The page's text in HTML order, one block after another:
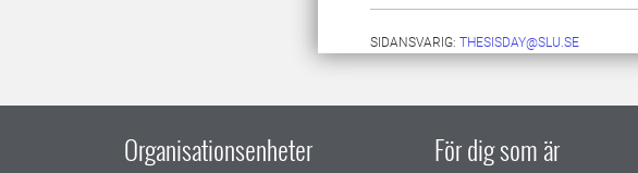
SIDANSVARIG: THESISDAY@SLU.SE
Organisationsenheter För dig som är